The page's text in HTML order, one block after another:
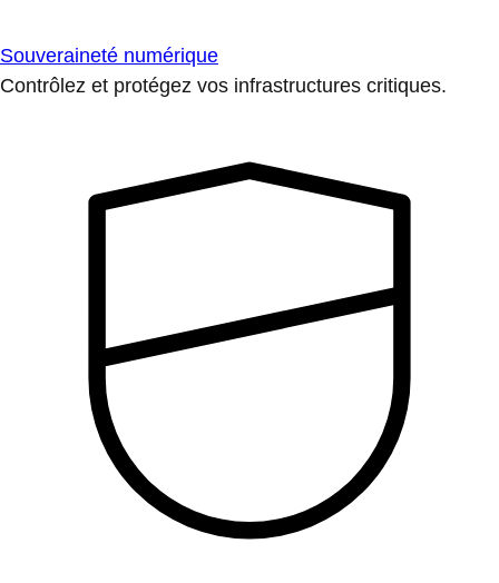
Souveraineté numérique
Contrôlez et protégez vos infrastructures critiques.